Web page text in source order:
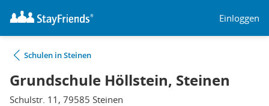
Einloggen
Schulen in Steinen
Grundschule Höllstein, Steinen
Schulstr. 11, 79585 Steinen